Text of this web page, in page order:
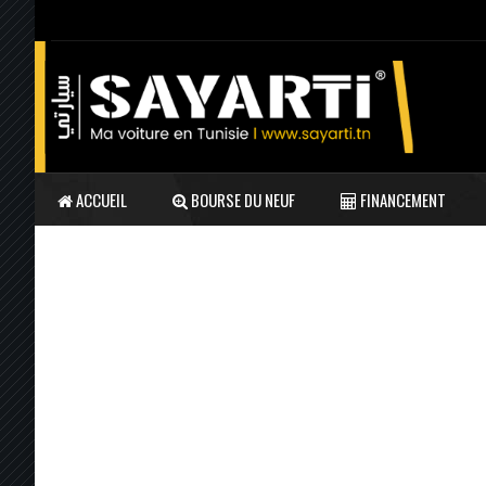
ACCUEIL BOURSE DU NEUF FINANCEMENT